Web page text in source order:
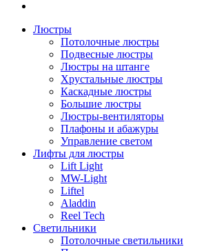
Люстры
Потолочные люстры
Подвесные люстры
Люстры на штанге
Хрустальные люстры
Каскадные люстры
Большие люстры
Люстры-вентиляторы
Плафоны и абажуры
Управление светом
Лифты для люстры
Lift Light
MW-Light
Liftel
Aladdin
Reel Tech
Светильники
Потолочные светильники